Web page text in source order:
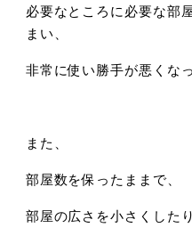
必要なところに必要な部
まい、
非常に使い勝手が悪くな
また、
部屋数を保ったままで、
部屋の広さを小さくした